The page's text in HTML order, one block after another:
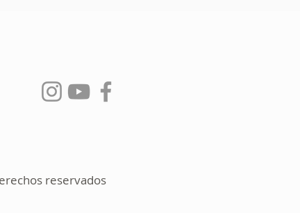
reservados